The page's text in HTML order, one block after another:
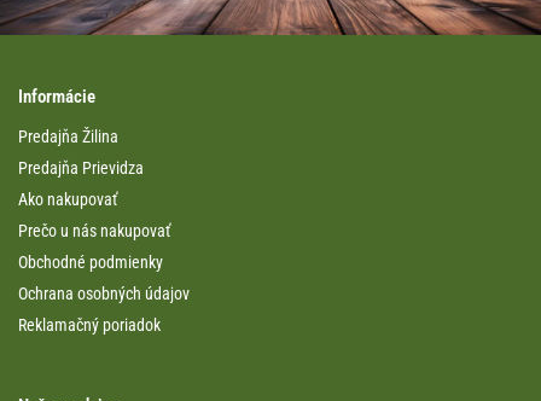
Informácie
Predajňa Žilina
Predajňa Prievidza
Ako nakupovať
Prečo u nás nakupovať
Obchodné podmienky
Ochrana osobných údajov
Reklamačný poriadok